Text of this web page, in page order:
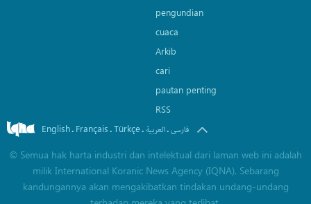
pengundian
cuaca
Arkib
cari
pautan penting
RSS
English. Français.Türkçe. العربیة.فارسی
© Semua hak harta industri dan intelektual dari laman web ini adalah
milik International Koranic News Agency (IQNA). Sebarang
kandungannya akan mengakibatkan tindakan undang-undang